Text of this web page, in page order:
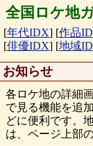
全国ロケ地
[年代IDX] [作品
[俳優IDX] [地域
お知らせ
各ロケ地の詳細画
で見る機能を追
どに便利です。
は、ページ上部